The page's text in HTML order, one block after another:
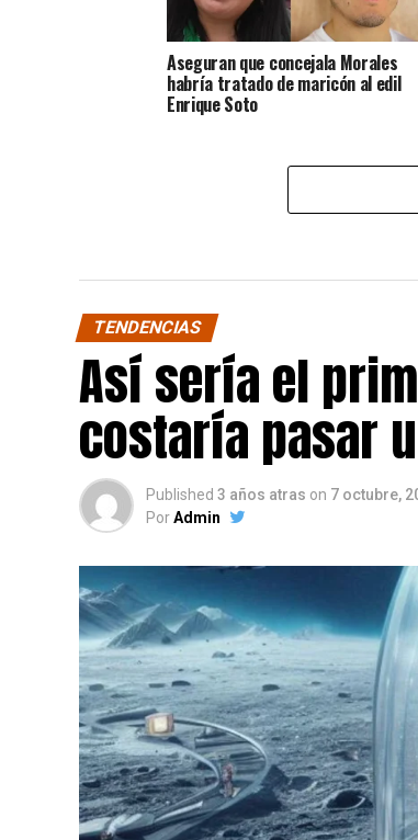
Aseguran que concejala Morales
habría tratado de maricón al edil
Enrique Soto
TENDENCIAS
Así sería el
costaría pasar
Published 3 años atras on 7 octubre,
PorAdmin